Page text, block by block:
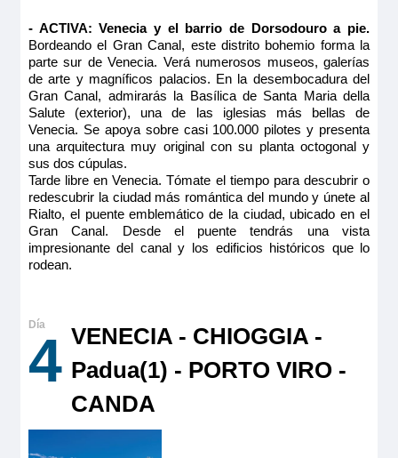
- ACTIVA: Venecia y el barrio de Dorsodouro a pie.
Bordeando el Gran Canal, este distrito bohemio forma la
parte sur de Venecia. Verá numerosos museos, galerías
de arte y magníficos palacios. En la desembocadura del
Gran Canal, admirarás la Basílica de Santa Maria della
Salute (exterior), una de las iglesias más bellas de
Venecia. Se apoya sobre casi 100.000 pilotes y presenta
una arquitectura muy original con su planta octogonal y
sus dos cúpulas.
Tarde libre en Venecia. Tómate el tiempo para descubrir o
redescubrir la ciudad más romántica del mundo y únete al
Rialto, el puente emblemático de la ciudad, ubicado en el
Gran Canal. Desde el puente tendrás una vista
impresionante del canal y los edificios históricos que lo
rodean.
4 VENECIA - CHIOGGIA -
Padua(1) - PORTO VIRO -
CANDA